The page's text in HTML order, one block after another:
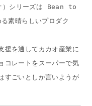
）シリーズは Bean to
素晴らしいプロダク
援を通してカカオ産業に
コレートをスーパーで気
すごいとしか言いようが